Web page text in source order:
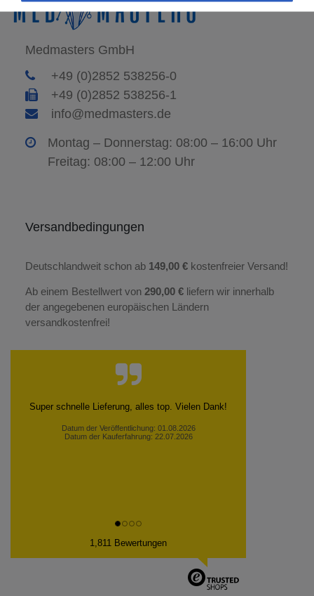
Medmasters GmbH
+49 (0)2852 538256-0
+49 (0)2852 538256-1
info@medmasters.de
Montag – Donnerstag: 08:00 – 16:00 Uhr
Freitag: 08:00 – 12:00 Uhr
Versandbedingungen
Deutschlandweit schon ab 149,00 € kostenfreier Versand!
Ab einem Bestellwert von 290,00 € liefern wir innerhalb
der angegebenen europäischen Ländern
versandkostenfrei!
Super schnelle Lieferung, alles top. Vielen Dank!
Datum der Veröffentlichung: 01.08.2026
Datum der Kauferfahrung: 22.07.2026
1,811 Bewertungen